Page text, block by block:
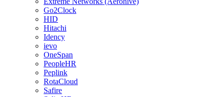
Go2Clock
HID
Hitachi
Idency
ievo
OneSpan
PeopleHR
Peplink
RotaCloud
Safire